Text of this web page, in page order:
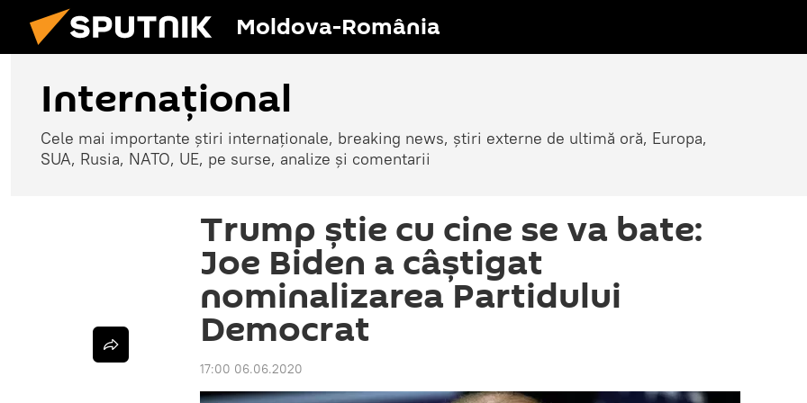
Moldova-România
Internaţional
Cele mai importante știri internaționale, breaking news, știri externe de ultimă oră, Europa,
SUA, Rusia, NATO, UE, pe surse, analize și comentarii
Trump știe cu cine se va bate:
Joe Biden a câștigat
nominalizarea Partidului
Democrat
17:00 06.06.2020